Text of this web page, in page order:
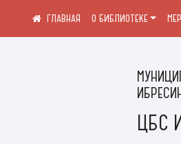
ЦБС
О БИБЛИОТЕКЕ